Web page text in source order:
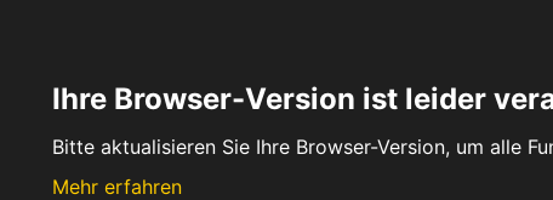
Ihre Browser-Version ist leider
Bitte aktualisieren Sie Ihre Browser-Version, um alle
Mehr erfahren